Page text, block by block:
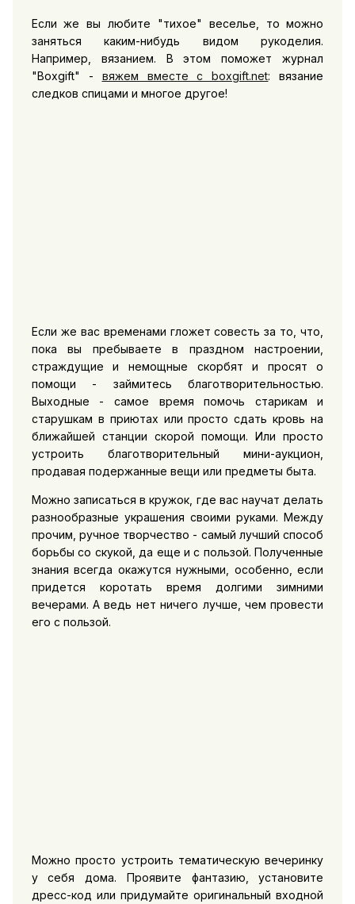
Если же вы любите "тихое" веселье, то можно
заняться каким-нибудь видом рукоделия.
Например, вязанием. В этом поможет журнал
"Boxgift" - вяжем вместе с boxgift.net: вязание
следков спицами и многое другое!
Если же вас временами гложет совесть за то, что,
пока вы пребываете в праздном настроении,
страждущие и немощные скорбят и просят о
помощи - займитесь благотворительностью.
Выходные - самое время помочь старикам и
старушкам в приютах или просто сдать кровь на
ближайшей станции скорой помощи. Или просто
устроить благотворительный мини-аукцион,
продавая подержанные вещи или предметы быта.
Можно записаться в кружок, где вас научат делать
разнообразные украшения своими руками. Между
прочим, ручное творчество - самый лучший способ
борьбы со скукой, да еще и с пользой. Полученные
знания всегда окажутся нужными, особенно, если
придется коротать время долгими зимними
вечерами. А ведь нет ничего лучше, чем провести
его с пользой.
Можно просто устроить тематическую вечеринку
у себя дома. Проявите фантазию, установите
дресс-код или придумайте оригинальный входной